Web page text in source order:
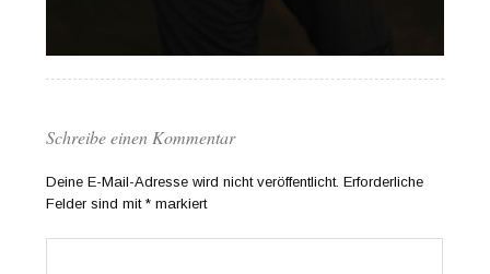
Schreibe einen Kommentar
Deine E-Mail-Adresse wird nicht veröffentlicht. Erforderliche
Felder sind mit* markiert